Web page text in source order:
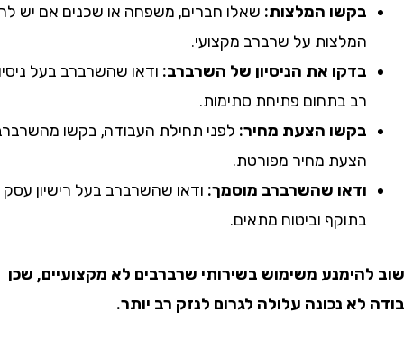
בקשו המלצות:שאלו חברים, משפחה או שכנים אם יש להם
המלצות על שרברב מקצועי.
בדקו את הניסיון של השרברב:ודאו שהשרברב בעל ניסיון
רב בתחום פתיחת סתימות.
בקשו הצעת מחיר:לפני תחילת העבודה, בקשו מהשרברב
הצעת מחיר מפורטת.
ודאו שהשרברב מוסמך:ודאו שהשרברב בעל רישיון עסק
בתוקף וביטוח מתאים.
משימוש בשירותי שרברבים לא מקצועיים, שכן
נכונה עלולה לגרום לנזק רב יותר.